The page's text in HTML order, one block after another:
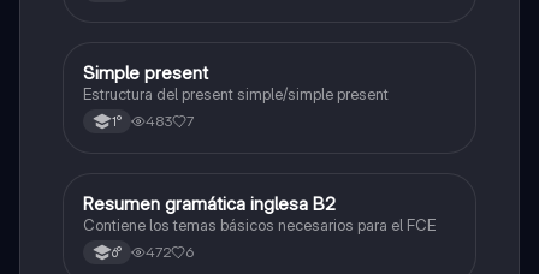
Inglés
Simple present
Estructura del present simple/simple present
1° 483 7
Inglés
Resumen gramática inglesa B2
Contiene los temas básicos necesarios para el FCE
6° 472 6